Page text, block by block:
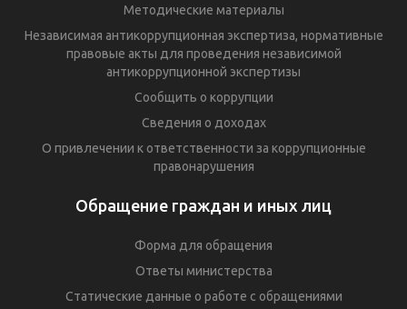
Методические материалы
Независимая антикоррупционная экспертиза, нормативные
правовые акты для проведения независимой
антикоррупционной экспертизы
Сообщить о коррупции
Сведения о доходах
О привлечении к ответственности за коррупционные
правонарушения
Обращение граждан и иных лиц
Форма для обращения
Ответы министерства
Статические данные о работе с обращениями